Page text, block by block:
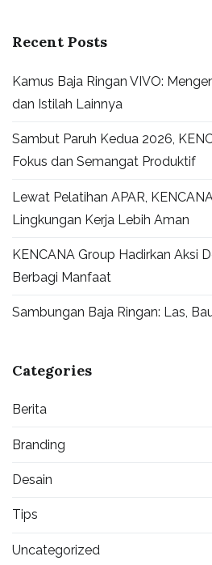
Recent Posts
Kamus Baja Ringan VIVO:
dan Istilah Lainnya
Sambut Paruh Kedua 2026,
Fokus dan Semangat Produktif
Lewat Pelatihan APAR,
Lingkungan Kerja Lebih Aman
KENCANA Group Hadirkan Aksi
Berbagi Manfaat
Sambungan Baja Ringan: Las,
Categories
Berita
Branding
Desain
Tips
Uncategorized